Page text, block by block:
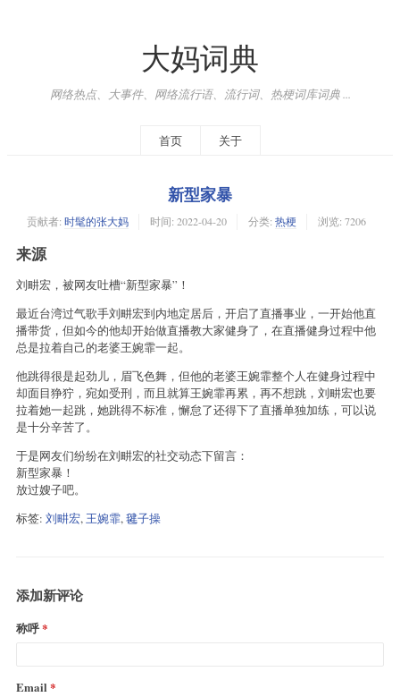
大妈词典
网络热点、大事件、网络流行语、流行词、热梗词库词典 ...
首页 关于
新型家暴
贡献者: 时髦的张大妈 时间: 2022-04-20 分类: 热梗 浏览: 7206
来源
刘畊宏，被网友吐槽“新型家暴”！
最近台湾过气歌手刘畊宏到内地定居后，开启了直播事业，一开始他直
播带货，但如今的他却开始做直播教大家健身了，在直播健身过程中他
总是拉着自己的老婆王婉霏一起。
他跳得很是起劲儿，眉飞色舞，但他的老婆王婉霏整个人在健身过程中
却面目狰狞，宛如受刑，而且就算王婉霏再累，再不想跳，刘畊宏也要
拉着她一起跳，她跳得不标准，懈怠了还得下了直播单独加练，可以说
是十分辛苦了。
于是网友们纷纷在刘畊宏的社交动态下留言：
新型家暴！
放过嫂子吧。
标签: 刘畊宏, 王婉霏,毽子操
添加新评论
称呼
Email